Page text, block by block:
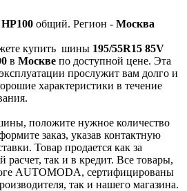
общий. Регион - Москва
купить шины 195/55R15 85V
в Москве по доступной цене. Эта
прослужит вам долго и
характеристики в течение
положите нужное количество
заказ, указав контактную
Товар продается как за
так и в кредит. Все товары,
AUTOMODA, сертифицированы
так и нашего магазина.